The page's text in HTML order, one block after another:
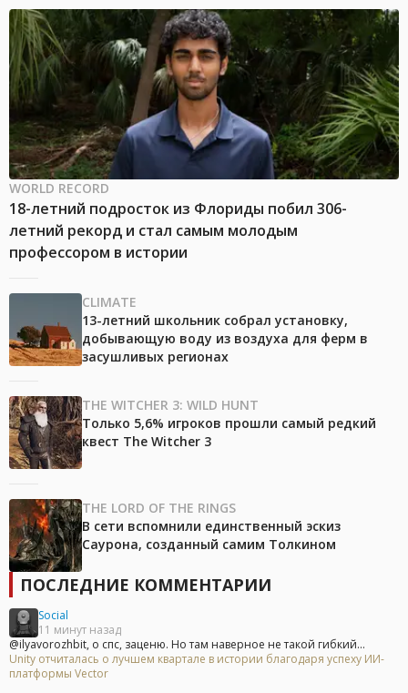
WORLD RECORD
18-летний подросток из Флориды побил 306-
летний рекорд и стал самым молодым
профессором в истории
CLIMATE
13-летний школьник собрал установку,
добывающую воду из воздуха для ферм в
засушливых регионах
THE WITCHER 3: WILD HUNT
Только 5,6% игроков прошли самый редкий
квест The Witcher 3
THE LORD OF THE RINGS
В сети вспомнили единственный эскиз
Саурона, созданный самим Толкином
ПОСЛЕДНИЕ КОММЕНТАРИИ
Social
11 минут назад
@ilyavorozhbit, о спс, заценю. Но там наверное не такой гибкий...
Unity отчиталась о лучшем квартале в истории благодаря успеху ИИ-
платформы Vector